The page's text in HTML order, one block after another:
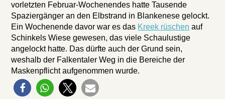
vorletzten Februar-Wochenendes hatte Tausende
Spaziergänger an den Elbstrand in Blankenese gelockt.
Ein Wochenende davor war es das Kreek rüschen auf
Schinkels Wiese gewesen, das viele Schaulustige
angelockt hatte. Das dürfte auch der Grund sein,
weshalb der Falkentaler Weg in die Bereiche der
Maskenpflicht aufgenommen wurde.